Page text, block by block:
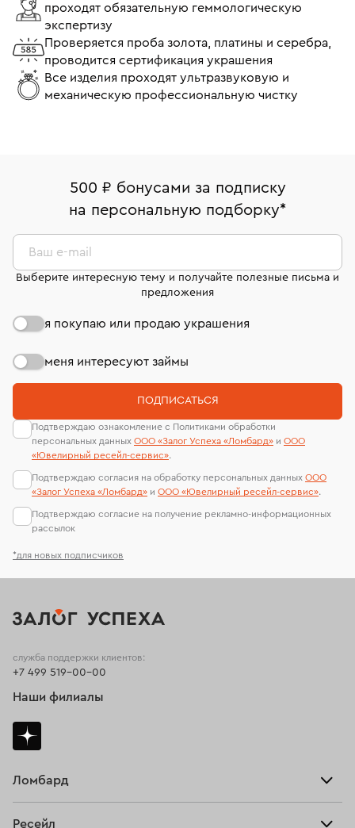
Подвески из белого золота с бриллиантом
Золотые подвески с изумрудом Подвески 750 пробы
Золотые подвески с камнями
Подвески с бриллиантами и сапфирами
Подвески из желтого золота Подвески с фианитом
Золотые подвески с топазом
Подвески с бриллиантами из желтого золота
Подвески с черными бриллиантами
Подвески с изумрудом Подвески с Лондон-топазом
Золотые подвески женские
Подвески с сапфиром из золота Подвески с гранатом
Подвески с сапфиром Подвески с топазом
проходят обязательную геммологическую
экспертизу
Проверяется проба золота, платины и серебра,
проводится сертификация украшения
Все изделия проходят ультразвуковую и
механическую профессиональную чистку
500 ₽ бонусами за подписку
на персональную подборку*
*для новых подписчиков
Ваш e-mail
Выберите интересную тему и получайте полезные письма и
предложения
я покупаю или продаю украшения
меня интересуют займы
ПОДПИСАТЬСЯ
Подтверждаю ознакомление с Политиками обработки
персональных данных ООО «Залог Успеха «Ломбард» и ООО
«Ювелирный ресейл-сервиc».
Подтверждаю согласия на обработку персональных данных ООО
«Залог Успеха «Ломбард» и ООО «Ювелирный ресейл-сервиc».
Подтверждаю согласие на получение рекламно-информационных
рассылок
Ломбард
Ресейл
служба поддержки клиентов:
+7 499 519-00-00
Наши филиалы